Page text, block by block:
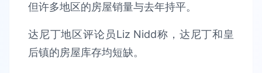
但许多地区的房屋销量与去年持平。
达尼丁地区评论员Liz Nidd称，达尼丁和皇
后镇的房屋库存均短缺。